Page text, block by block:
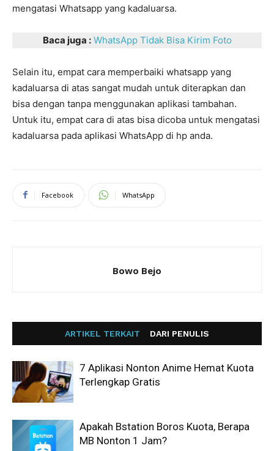
mengatasi Whatsapp yang kadaluarsa.
Baca juga : WhatsApp Tidak Bisa Kirim Foto
Selain itu, empat cara memperbaiki whatsapp yang
kadaluarsa di atas sangat mudah untuk diterapkan dan
bisa dengan tanpa menggunakan aplikasi tambahan.
Untuk itu, empat cara di atas bisa dicoba untuk mengatasi
kadaluarsa pada aplikasi WhatsApp di hp anda.
Facebook WhatsApp
Bowo Bejo
ARTIKEL TERKAIT DARI PENULIS
7 Aplikasi Nonton Anime Hemat Kuota
Terlengkap Gratis
Apakah Bstation Boros Kuota, Berapa
MB Nonton 1 Jam?